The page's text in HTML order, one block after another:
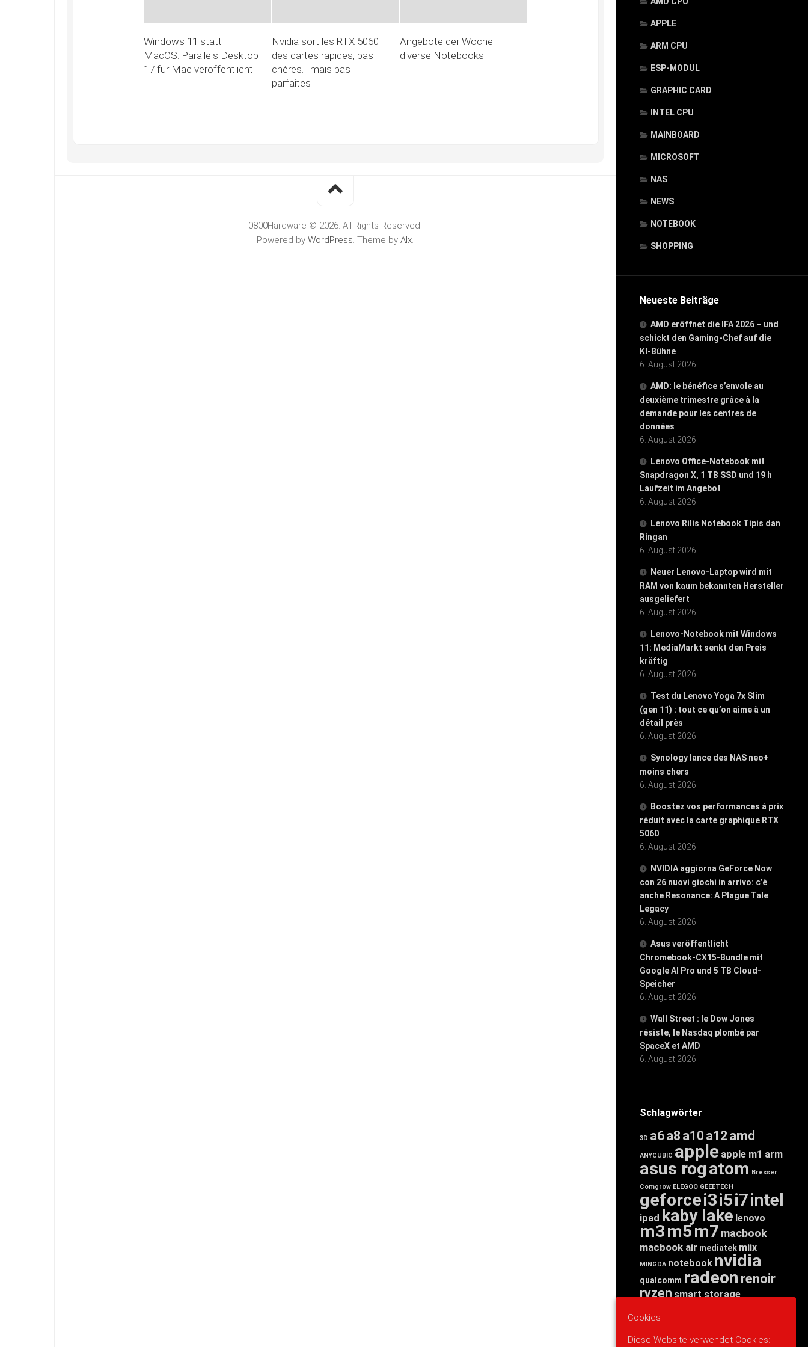
APPLE
ARM CPU
ESP-MODUL
GRAPHIC CARD
INTEL CPU
MAINBOARD
MICROSOFT
NAS
NEWS
NOTEBOOK
SHOPPING
Neueste Beiträge
AMD eröffnet die IFA 2026 – und
schickt den Gaming-Chef auf die
KI-Bühne
6. August 2026
AMD: le bénéfice s’envole au
deuxième trimestre grâce à la
demande pour les centres de
données
6. August 2026
Lenovo Office-Notebook mit
Snapdragon X, 1 TB SSD und 19 h
Laufzeit im Angebot
6. August 2026
Lenovo Rilis Notebook Tipis dan
Ringan
6. August 2026
Neuer Lenovo-Laptop wird mit
RAM von kaum bekannten Hersteller
ausgeliefert
6. August 2026
Lenovo-Notebook mit Windows
11: MediaMarkt senkt den Preis
kräftig
6. August 2026
Test du Lenovo Yoga 7x Slim
(gen 11) : tout ce qu’on aime à un
détail près
6. August 2026
Synology lance des NAS neo+
moins chers
6. August 2026
Boostez vos performances à prix
réduit avec la carte graphique RTX
5060
6. August 2026
NVIDIA aggiorna GeForce Now
con 26 nuovi giochi in arrivo: c’è
anche Resonance: A Plague Tale
Legacy
6. August 2026
Asus veröffentlicht
Chromebook-CX15-Bundle mit
Google AI Pro und 5 TB Cloud-
Speicher
6. August 2026
Wall Street : le Dow Jones
résiste, le Nasdaq plombé par
SpaceX et AMD
6. August 2026
Schlagwörter
3D a6a8 a10 a12amd
ANYCUBIC apple apple m1 arm
asus rogatom Bresser
Comgrow ELEGOO GEEETECH
geforcei3i5i7intel
ipad kaby lake lenovo
m3m5m7 macbook
macbook air mediatek miix
MINGDA notebook nvidia
qualcomm radeon renoir
ryzensmart storage
threadripper
Windows 11 statt
MacOS: Parallels Desktop
17 für Mac veröffentlicht
Nvidia sort les RTX 5060 :
des cartes rapides, pas
chères… mais pas
parfaites
Angebote der Woche
diverse Notebooks
0800Hardware © 2026. All Rights Reserved.
Powered by WordPress. Theme by Alx.
Cookies
Diese Website verwendet Cookies: